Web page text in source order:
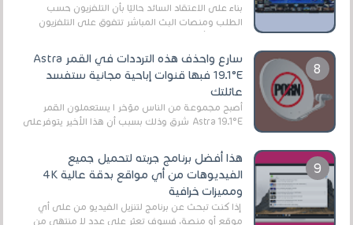
بناءً على الاعتقاد السائد حاليًا بأن التلفزيون حسب
الطلب ومنصات البث المباشر تتفوق على التلفزيون
الرقمي الأرضي التقليدي، يُعدّ IPTV-org خيار...
سارع واحذف هذه الترددات في القمر Astra
19.1°E فبها قنوات إباحية مجانية ستفسد
عائلتك
أصبح مجموعة من الناس مؤخر ا يستعملون القمر
Astra 19.1°E شرق وذلك بسبب أن هذا الأخير يتوفرعلى
هذا أفضل برنامج جربته لتحميل جميع
الفيديوهات من أي مواقع بدقة عالية 4K
ومميزات خرافية
إذا كنت تبحث عن برنامج لتنزيل الفيديو من على أي
موقع أو منصة، فسوف تعثر على عدد لا منتهي من